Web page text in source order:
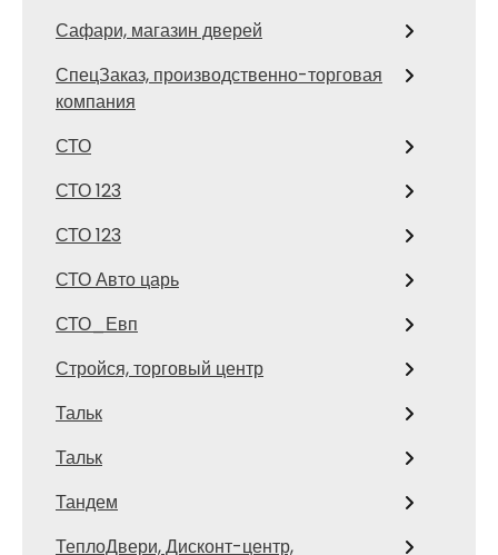
Сафари, магазин дверей
СпецЗаказ, производственно-торговая
компания
СТО
СТО 123
СТО 123
СТО Авто царь
СТО_Евп
Стройся, торговый центр
Тальк
Тальк
Тандем
ТеплоДвери, Дисконт-центр,